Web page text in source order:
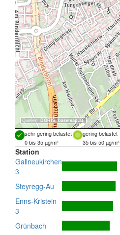
Quellen: DORIS, basemap.at
sehr gering belastet gering belastet
0 bis 35 µg/m³
35 bis 50 µg/m³
Station
Gallneukirchen
3
Steyregg-Au
Enns-Kristein
3
Grünbach